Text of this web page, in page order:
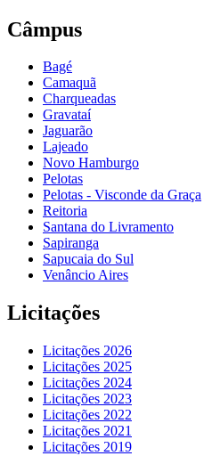
Câmpus
Bagé
Camaquã
Charqueadas
Gravataí
Jaguarão
Lajeado
Novo Hamburgo
Pelotas
Pelotas - Visconde da Graça
Reitoria
Santana do Livramento
Sapiranga
Sapucaia do Sul
Venâncio Aires
Licitações
Licitações 2026
Licitações 2025
Licitações 2024
Licitações 2023
Licitações 2022
Licitações 2021
Licitações 2019